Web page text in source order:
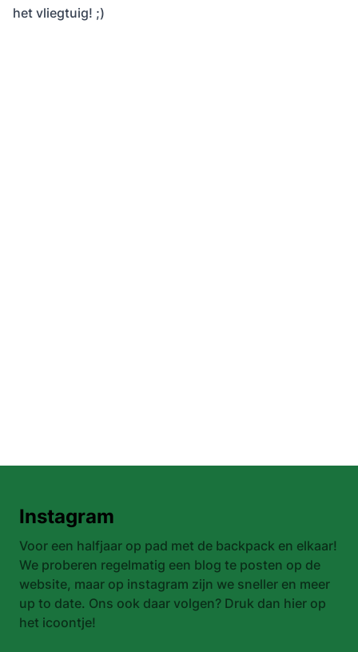
het vliegtuig! ;)
Instagram
Voor een halfjaar op pad met de backpack en elkaar!
We proberen regelmatig een blog te posten op de
website, maar op instagram zijn we sneller en meer
up to date. Ons ook daar volgen? Druk dan hier op
het icoontje!